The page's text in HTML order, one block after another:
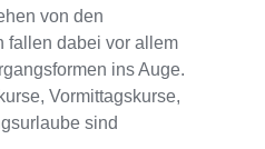
von den
fallen dabei vor allem
ins Auge.
Vormittagskurse,
sind